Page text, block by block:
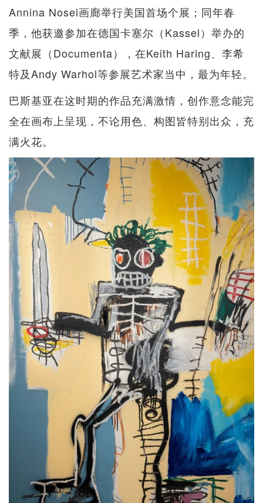
Annina Nosei画廊举行美国首场个展；同年春
季，他获邀参加在德国卡塞尔（Kassel）举办的
文献展（Documenta），在Keith Haring、李希
特及Andy Warhol等参展艺术家当中，最为年轻。
巴斯基亚在这时期的作品充满激情，创作意念能完
全在画布上呈现，不论用色、构图皆特别出众，充
满火花。